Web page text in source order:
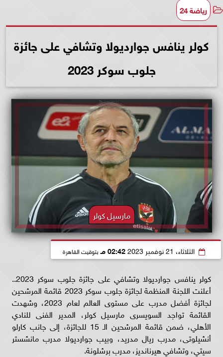
رياضة 24
كولر ينافس جوارديولا وتشافي على جائزة
جلوب سوكر 2023
مارسيل كولر
الثلاثاء، 21 نوفمبر 2023 02:42 مـ بتوقيت القاهرة
كولر ينافس جوارديولا وتشافي على جائزة جلوب سوكر 2023..
أعلنت اللجنة المنظمة لجائزة جلوب سوكر 2023 قائمة المرشحين
لجائزة أفضل مدرب على مستوى العالم لعام 2023، وشهدت
القائمة تواجد السويسرى مارسيل كولر، المدير الفنى للنادي
الأهلي، ضمن قائمة المرشحين الـ 15 للجائزة، إلى جانب كارلو
أنشيلوتى، مدرب ريال مدريد، وبيب جوارديولا مدرب مانشستر
سيتي، وتشافي هيرنانديز، مدرب برشلونة.